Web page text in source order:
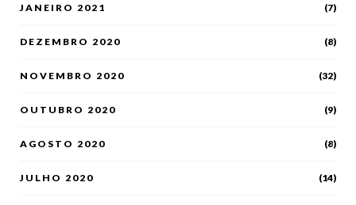
JANEIRO 2021 (7)
DEZEMBRO 2020 (8)
NOVEMBRO 2020 (32)
OUTUBRO 2020 (9)
AGOSTO 2020 (8)
JULHO 2020 (14)